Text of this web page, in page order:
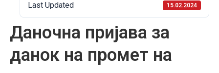
Last Updated 15.02.2024
Даночна пријава за
данок на промет на